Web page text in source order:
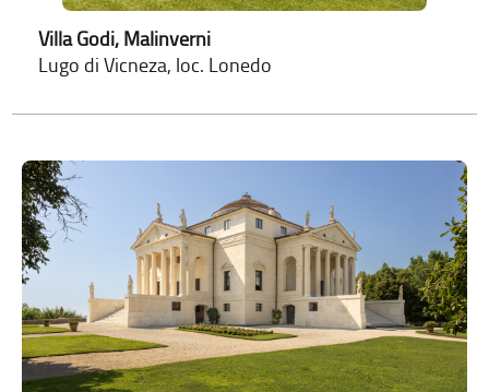
Villa Godi, Malinverni
Lugo di Vicneza, loc. Lonedo